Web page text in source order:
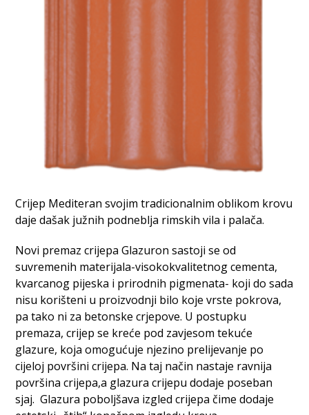
Crijep Mediteran svojim tradicionalnim oblikom krovu
daje dašak južnih podneblja rimskih vila i palača.
Novi premaz crijepa Glazuron sastoji se od
suvremenih materijala-visokokvalitetnog cementa,
kvarcanog pijeska i prirodnih pigmenata- koji do sada
nisu korišteni u proizvodnji bilo koje vrste pokrova,
pa tako ni za betonske crjepove. U postupku
premaza, crijep se kreće pod zavjesom tekuće
glazure, koja omogućuje njezino prelijevanje po
cijeloj površini crijepa. Na taj način nastaje ravnija
površina crijepa,a glazura crijepu dodaje poseban
sjaj. Glazura poboljšava izgled crijepa čime dodaje